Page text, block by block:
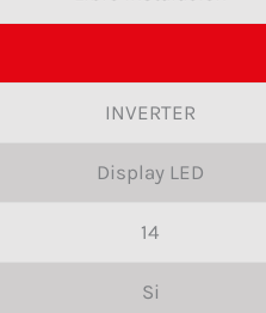
INVERTER
Display LED
14
Si